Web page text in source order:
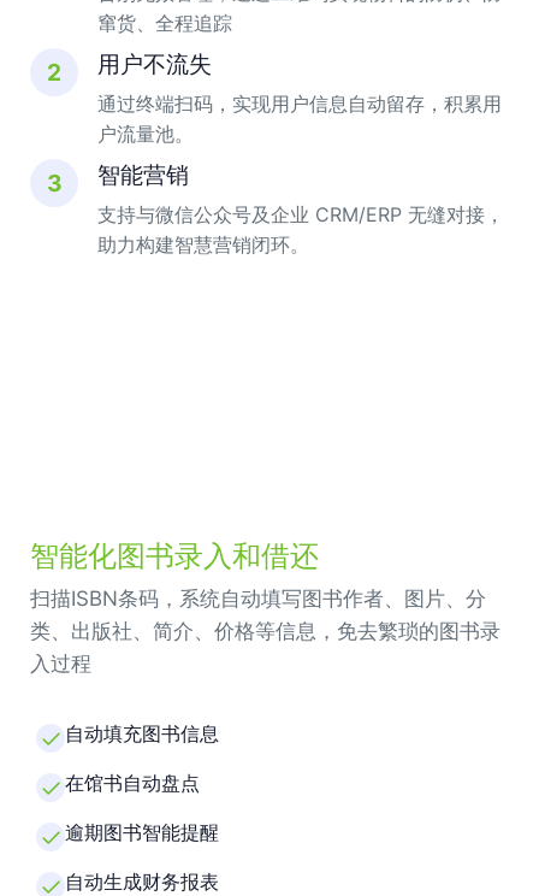
窜货、全程追踪
2 用户不流失
通过终端扫码，实现用户信息自动留存，积累用
户流量池。
3 智能营销
支持与微信公众号及企业 CRM/ERP 无缝对接，
助力构建智慧营销闭环。
智能化图书录入和借还
扫描ISBN条码，系统自动填写图书作者、图片、分
类、出版社、简介、价格等信息，免去繁琐的图书录
入过程
自动填充图书信息
在馆书自动盘点
逾期图书智能提醒
自动生成财务报表